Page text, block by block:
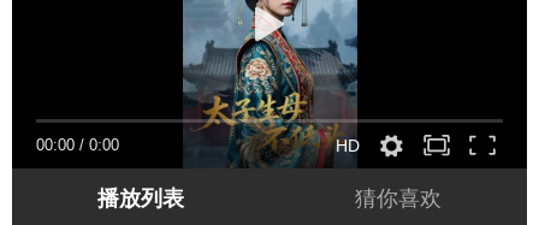
00:00 / 0:00 HD
播放列表 猜你喜欢